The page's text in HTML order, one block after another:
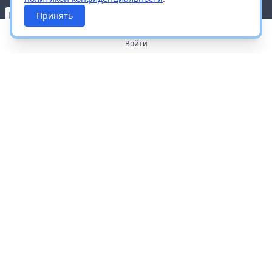
Принять
Войти